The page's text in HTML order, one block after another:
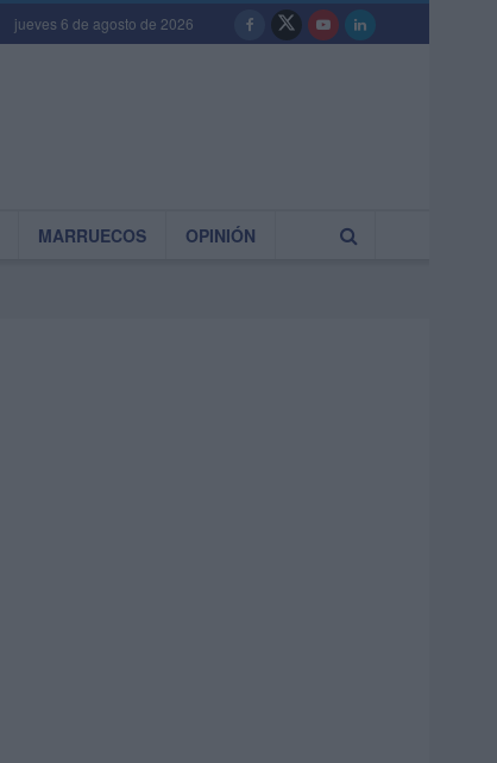
jueves 6 de agosto de 2026
MARRUECOS OPINIÓN